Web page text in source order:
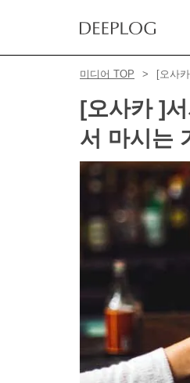
미디어 TOP [오사
[오사카 ]
서 마시는